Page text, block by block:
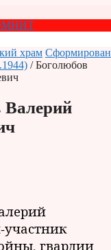
храм Сформирован
/ Боголюбов
Валерий
участник
гвардии